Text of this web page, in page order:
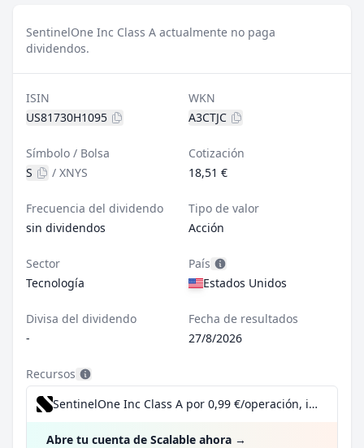
SentinelOne Inc Class A actualmente no paga
dividendos.
ISIN
US81730H1095
WKN
A3CTJC
Símbolo / Bolsa
S
/ XNYS
Cotización
18,51 €
Frecuencia del dividendo
sin dividendos
Tipo de valor
Acción
Sector
Tecnología
País
Estados Unidos
Divisa del dividendo
-
Fecha de resultados
27/8/2026
Recursos
SentinelOne Inc Class A por 0,99 €/operación, incluido el Dividend Reinvestment Plan
Abre tu cuenta de Scalable ahora →